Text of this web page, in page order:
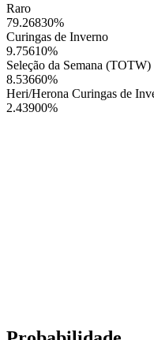
Raro
79.26830%
Curingas de Inverno
9.75610%
Seleção da Semana (TOTW)
8.53660%
Heri/Herona Curingas de
2.43900%